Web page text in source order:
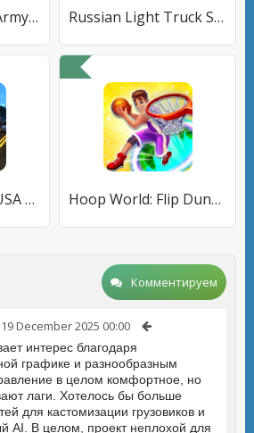
Truck Simulator Army Games 3D Russian Light Truck Simulator
Truck Simulator USA Revolution Hoop World: Flip Dunk Game 3D
Комментируем
19 December 2025 00:00
интерес благодаря
графике и разнообразным
в целом комфортное, но
лаги. Хотелось бы больше
для кастомизации грузовиков и
AI. В целом, проект неплохой для